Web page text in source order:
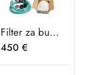
Filter za bure i kade
450€